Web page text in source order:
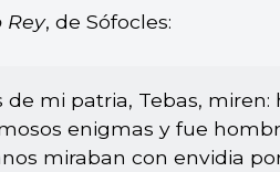
Rey, de Sófocles:
de mi patria, Tebas,
enigmas y fue
miraban con envidia